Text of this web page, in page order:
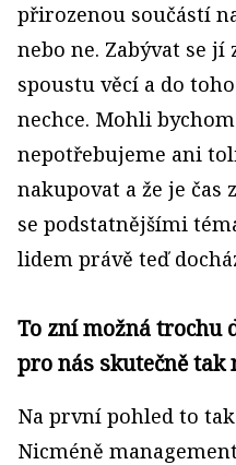
přirozenou součástí
nebo ne. Zabývat se
spoustu věcí a do
nechce. Mohli
nepotřebujeme ani
nakupovat a že je čas
se podstatnějšími
lidem právě teď
To zní možná trochu
pro nás skutečně tak
Na první pohled to
Nicméně